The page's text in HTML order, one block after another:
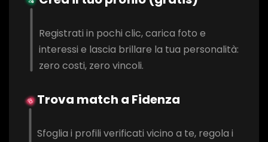
Registrati in pochi clic, carica foto e
interessi e lascia brillare la tua personalità:
zero costi, zero vincoli.
Trova match a Fidenza
Sfoglia i profili verificati vicino a te, regola i